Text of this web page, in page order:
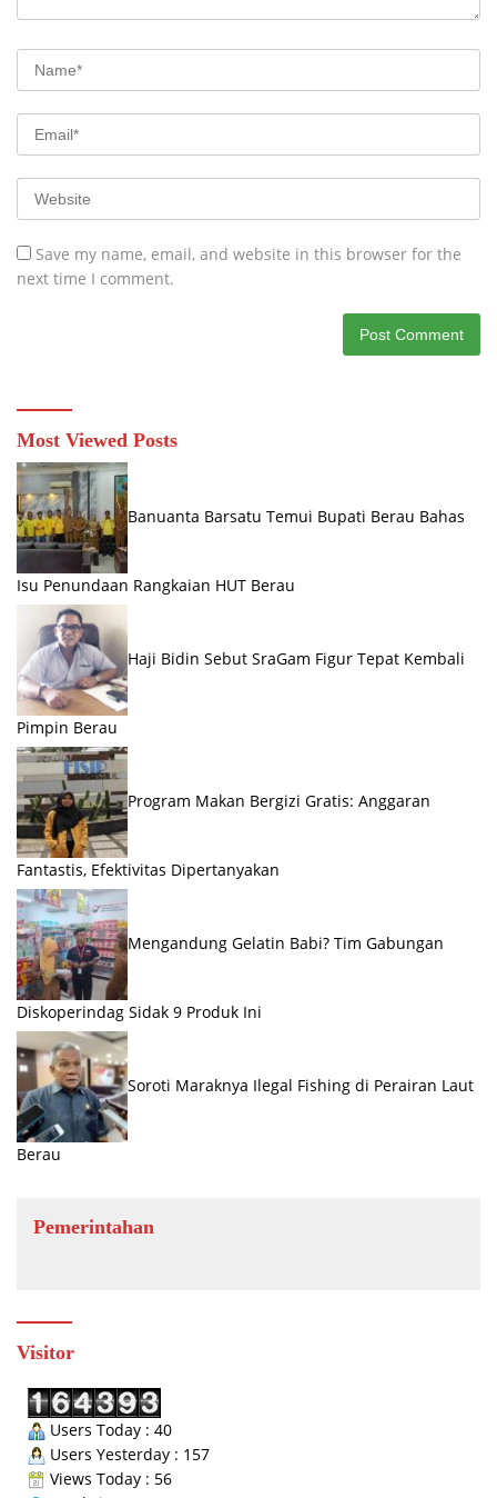
Save my name, email, and website in this browser for the
next time I comment.
Most Viewed Posts
Banuanta Barsatu Temui Bupati Berau Bahas
Isu Penundaan Rangkaian HUT Berau
Haji Bidin Sebut SraGam Figur Tepat Kembali
Pimpin Berau
Program Makan Bergizi Gratis: Anggaran
Fantastis, Efektivitas Dipertanyakan
Mengandung Gelatin Babi? Tim Gabungan
Diskoperindag Sidak 9 Produk Ini
Soroti Maraknya Ilegal Fishing di Perairan Laut
Berau
Pemerintahan
Visitor
Users Today : 40
Users Yesterday : 157
Views Today : 56